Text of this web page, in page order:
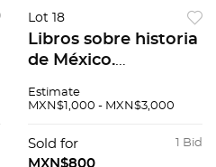
Lot 18
Libros sobre historia
de México.
ROBLES.
ACLARACIONES A
Estimate
MXN$1,000 - MXN$3,000
1 Bid
Sold for
MXN$800